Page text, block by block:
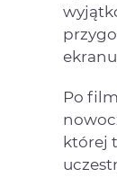
Po
której